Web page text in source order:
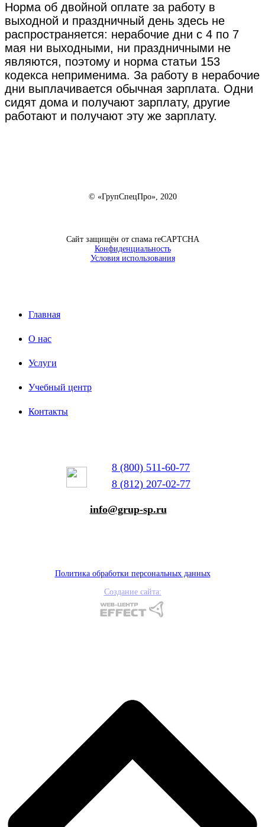
Норма об двойной оплате за работу в
выходной и праздничный день здесь не
распространяется: нерабочие дни с 4 по 7
мая ни выходными, ни праздничными не
являются, поэтому и норма статьи 153
кодекса неприменима. За работу в нерабочие
дни выплачивается обычная зарплата. Одни
сидят дома и получают зарплату, другие
работают и получают эту же зарплату.
© «ГрупСпецПро», 2020
Сайт защищён от спама reCAPTCHA
Конфиденциальность
Условия использования
Главная
О нас
Услуги
Учебный центр
Контакты
8 (800) 511-60-77
8 (812) 207-02-77
info@grup-sp.ru
Политика обработки персональных данных
Создание сайта: